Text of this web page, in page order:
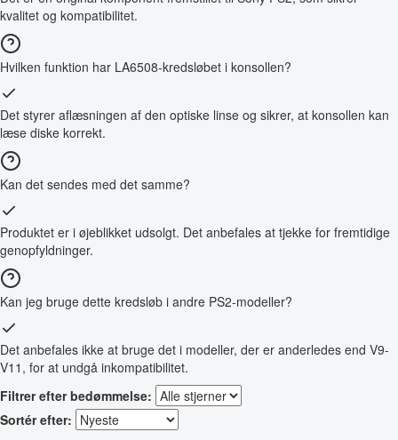
kvalitet og kompatibilitet.
Hvilken funktion har LA6508-kredsløbet i konsollen?
Det styrer aflæsningen af den optiske linse og sikrer, at konsollen kan
læse diske korrekt.
Kan det sendes med det samme?
Produktet er i øjeblikket udsolgt. Det anbefales at tjekke for fremtidige
genopfyldninger.
Kan jeg bruge dette kredsløb i andre PS2-modeller?
Det anbefales ikke at bruge det i modeller, der er anderledes end V9-
V11, for at undgå inkompatibilitet.
Filtrer efter bedømmelse:
Sortér efter: